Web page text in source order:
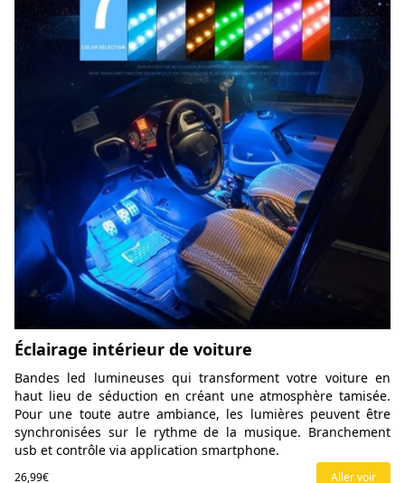
Éclairage intérieur de voiture
Bandes led lumineuses qui transforment votre voiture en
haut lieu de séduction en créant une atmosphère tamisée.
Pour une toute autre ambiance, les lumières peuvent être
synchronisées sur le rythme de la musique. Branchement
usb et contrôle via application smartphone.
26,99€ Aller voir